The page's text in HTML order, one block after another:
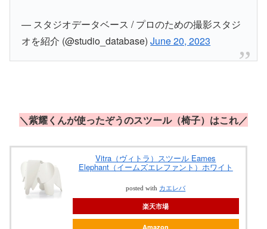
— スタジオデータベース / プロのための撮影スタジ
オを紹介 (@studio_database)June 20, 2023
＼紫耀くんが使ったぞうのスツール（椅子）はこれ／
Vitra（ヴィトラ）スツール Eames
Elephant（イームズエレファント）ホワイト
posted with カエレバ
楽天市場
Amazon